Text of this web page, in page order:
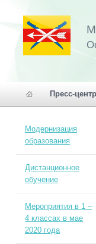
Пресс-центр
Модернизация
образования
Дистанционное
обучение
Мероприятия в 1 –
4 классах в мае
2020 года